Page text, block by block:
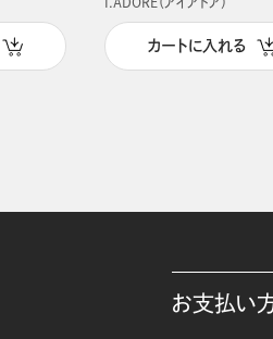
カートに入れる
お支払い